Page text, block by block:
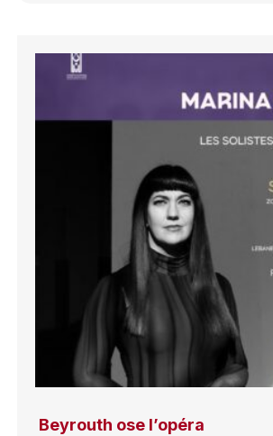
Beyrouth ose l’opéra